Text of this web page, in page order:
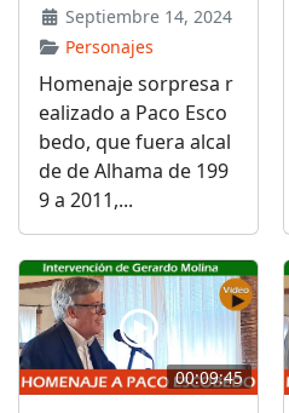
Septiembre 14, 2024
Personajes
Homenaje sorpresa r
ealizado a Paco Esco
bedo, que fuera alcal
de de Alhama de 199
9 a 2011,...
00:09:45